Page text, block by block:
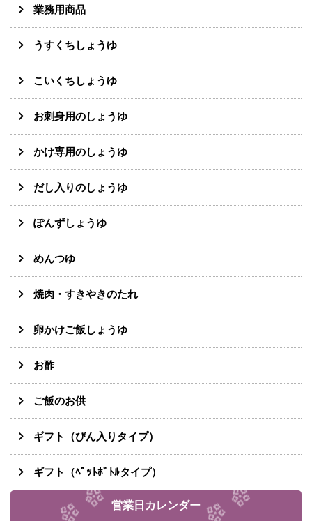
業務用商品
うすくちしょうゆ
こいくちしょうゆ
お刺身用のしょうゆ
かけ専用のしょうゆ
だし入りのしょうゆ
ぽんずしょうゆ
めんつゆ
焼肉・すきやきのたれ
卵かけご飯しょうゆ
お酢
ご飯のお供
ギフト（びん入りタイプ）
ギフト（ﾍﾟｯﾄﾎﾞﾄﾙタイプ）
営業日カレンダー